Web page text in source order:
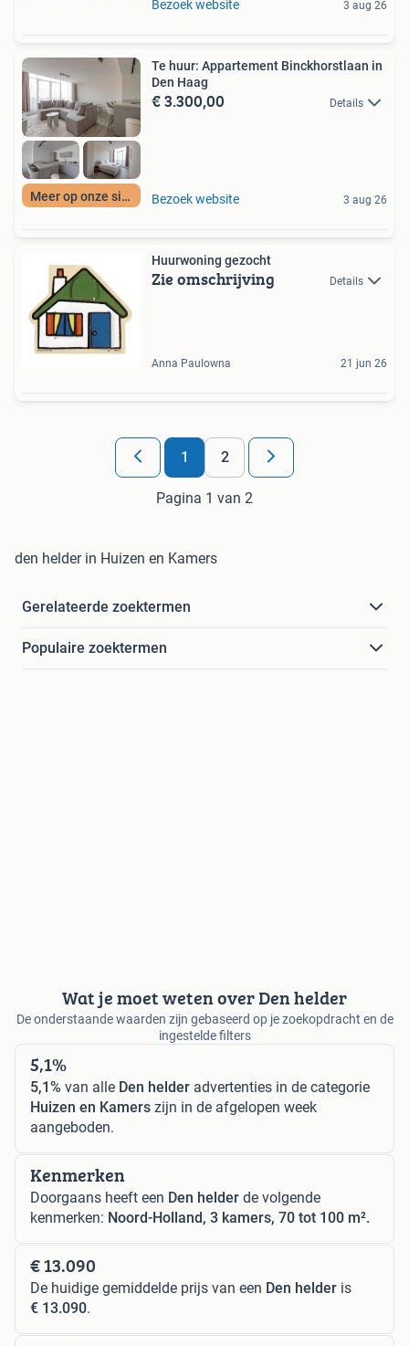
Bezoek website 3 aug 26
Meer op onze site
Te huur: Appartement Binckhorstlaan in
Den Haag
€ 3.300,00 Details
Bezoek website 3 aug 26
Huurwoning gezocht
Zie omschrijving Details
Anna Paulowna 21 jun 26
1 2
Pagina 1 van 2
den helder in Huizen en Kamers
Gerelateerde zoektermen
Populaire zoektermen
Wat je moet weten over Den helder
De onderstaande waarden zijn gebaseerd op je zoekopdracht en de
ingestelde filters
5,1%
5,1% van alle Den helder advertenties in de categorie
Huizen en Kamers zijn in de afgelopen week
aangeboden.
Kenmerken
Doorgaans heeft een Den helder de volgende
kenmerken: Noord-Holland, 3 kamers, 70 tot 100 m².
€ 13.090
De huidige gemiddelde prijs van een Den helder is
€ 13.090.